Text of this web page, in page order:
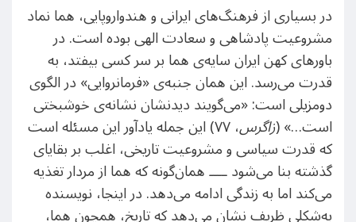
در بسیاری از فرهنگ‌های ایرانی و هندواروپایی، هما نماد
مشروعیت پادشاهی و سعادت الهی بوده است. در
باورهای کهن ایران سایه‌ی هما بر سر کسی بیفتد، به
قدرت می‌رسد. این همان جنبه‌ی «فرمانروایی» در الگوی
دومزیلی است: «می‌گویند دیدنشان نشانه‌ی خوشبختی
است…» (زاگرس ، ۷۷) این جمله یادآور این مسئله است
که قدرت سیاسی و مشروعیت تاریخی، اغلب بر بقایای
گذشته بنا می‌شود ــــ همان‌گونه که هما از مردار تغذیه
می‌کند اما به زندگی ادامه می‌دهد. در اینجا، نویسنده
به‌شکلی ظریف نشان می‌دهد که تاریخ، همچون هما،